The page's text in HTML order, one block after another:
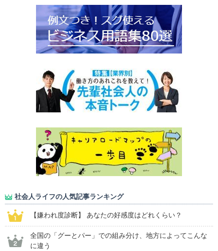
社会人ライフの人気記事ランキング
【嫌われ度診断】 あなたの好感度はどれくらい？
全国の「グーとパー」での組み分け、地方によってこんな
に違う